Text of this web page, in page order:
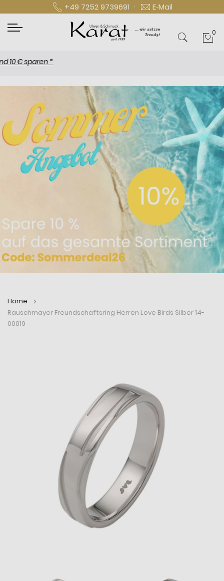
+49 7252 9739691 · E‑Mail
0
sparen *
Home
Rauschmayer Freundschaftsring Herren Love Birds Silber 14-
00019